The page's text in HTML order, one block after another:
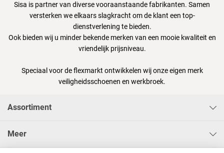
Sisa is partner van diverse vooraanstaande fabrikanten. Samen
versterken we elkaars slagkracht om de klant een top-
dienstverlening te bieden.
Ook bieden wij u minder bekende merken van een mooie kwaliteit en
vriendelijk prijsniveau.
Speciaal voor de flexmarkt ontwikkelen wij onze eigen merk
veiligheidsschoenen en werkbroek.
Assortiment
Meer